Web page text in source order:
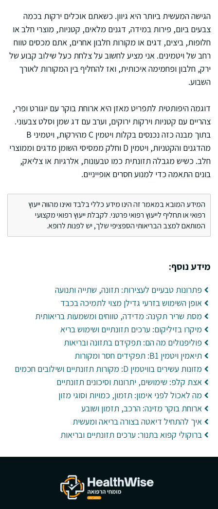
הגישה המעשית ביותר היא גיוון. כשאתם אוכלים ירקות בכמה
צבעים ביום, פירות במידה, דגנים מלאים, קטניות, מוצרי חלב או
חלופות, ביצים, דגים או מקורות חלבון אחרים, אתם מכסים טווח
רחב של ויטמינים. אני מציע לחשוב על צלחת כעל שילוב קבוע של
ירק, חלבון ופחמימה איכותית, ואז להחליף בין המקורות לאורך
השבוע.
דוגמה היפותטית לתפריט מאזן היא ארוחת בוקר עם יוגורט ופרי,
צהריים עם קטניות וירקות ירוקים, וערב עם דג שמן וסלט צבעוני.
בתוך מבנה כזה נכנסים בקלות ויטמין C מהירקות, ויטמיני B
מהדגנים והקטניות, ויטמין D וחלק ממסיסי השומן מדגים וממוצרי
חלב. כשיש מגבלה תזונתית כמו טבעונות, אלרגיות או צליאק,
בונים התאמה כדי למנוע חסרים אופייניים.
המידע המובא במאמר זה הינו מידע כללי בלבד ואינו מהווה ייעוץ
רפואי או תחליף לייעוץ רפואי פרטני. לקבלת ייעוץ רפואי מקצועי
המותאם למצב הבריאותי הספציפי שלך, יש לפנות לרופא.
מידע נוסף:
פתרונות טבעיים לעצירות: תזונה, שתייה ותנועה
אופן השימוש בזרעי גדילן מצוי לתמיכה בכבד
מסת שריר תקינה: מדידה, טווחים ומשמעות בריאותית
מיקרו בזיליקום: ערכים תזונתיים ושימוש בריא
פוליפנולים מה הם: תפקידם בתזונה ובריאות
תיאמין ויטמין B1: תפקידים חסר ומקורות
מזונות עשירים בוויטמין D: מקורות תזונתיים ושילובים חכמים
אצת קלפ: שימושים, יתרונות וסיכונים תזונתיים
מה לאכול לפני אימון: תזמון, כמויות וסוגי מזון
ארוחת בוקר מזינה: הרכב, תזמון ושובע
איך להתחיל דיאטה בצורה בריאה ומעשית
ברוקולי קפוא בתנור: ערכים תזונתיים ובריאות